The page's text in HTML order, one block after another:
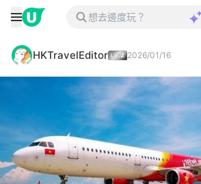
HKTravelEditor 2026/01/16